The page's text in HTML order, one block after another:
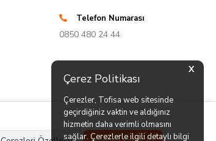
X
Çerez Politikası
Çerezler, Tofisa web sitesinde
geçirdiğiniz vaktin ve aldığınız
hizmetin daha verimli olmasını
sağlar. Çerezlerle ilgili detaylı bilgi
Telefon Numarası
0850 480 24 44